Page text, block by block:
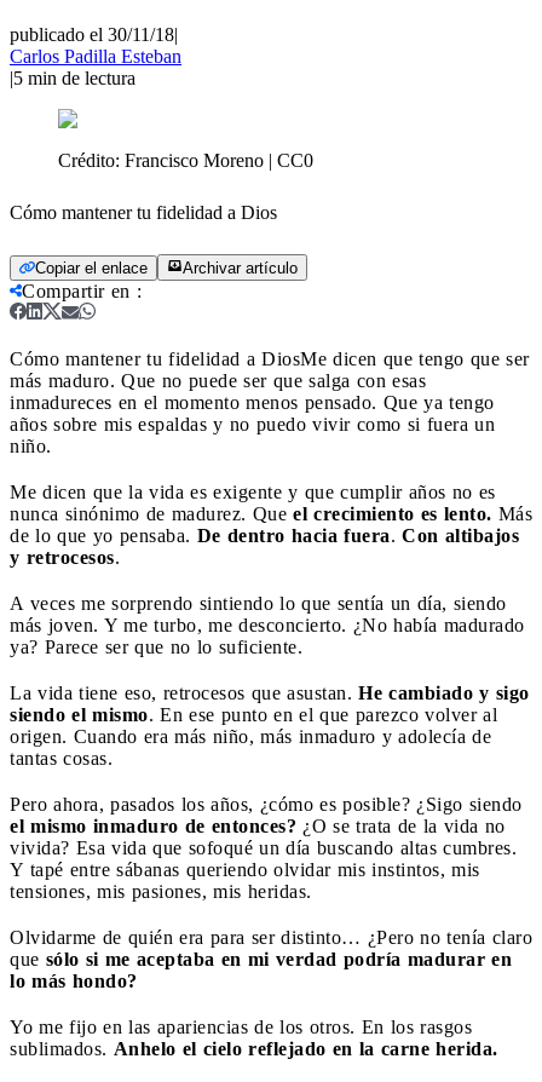
publicado el 30/11/18|
Carlos Padilla Esteban
|5 min de lectura
Crédito: Francisco Moreno | CC0
Cómo mantener tu fidelidad a Dios
Copiar el enlace Archivar artículo
Compartir en :
Cómo mantener tu fidelidad a DiosMe dicen que tengo que ser
más maduro. Que no puede ser que salga con esas
inmadureces en el momento menos pensado. Que ya tengo
años sobre mis espaldas y no puedo vivir como si fuera un
niño.
Me dicen que la vida es exigente y que cumplir años no es
nunca sinónimo de madurez. Que el crecimiento es lento. Más
de lo que yo pensaba. De dentro hacia fuera. Con altibajos
y retrocesos.
A veces me sorprendo sintiendo lo que sentía un día, siendo
más joven. Y me turbo, me desconcierto. ¿No había madurado
ya? Parece ser que no lo suficiente.
La vida tiene eso, retrocesos que asustan. He cambiado y sigo
siendo el mismo. En ese punto en el que parezco volver al
origen. Cuando era más niño, más inmaduro y adolecía de
tantas cosas.
Pero ahora, pasados los años, ¿cómo es posible? ¿Sigo siendo
el mismo inmaduro de entonces? ¿O se trata de la vida no
vivida? Esa vida que sofoqué un día buscando altas cumbres.
Y tapé entre sábanas queriendo olvidar mis instintos, mis
tensiones, mis pasiones, mis heridas.
Olvidarme de quién era para ser distinto… ¿Pero no tenía claro
que sólo si me aceptaba en mi verdad podría madurar en
lo más hondo?
Yo me fijo en las apariencias de los otros. En los rasgos
sublimados. Anhelo el cielo reflejado en la carne herida.